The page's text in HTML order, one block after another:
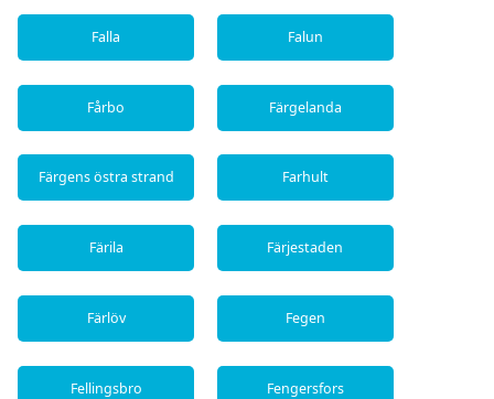
Falla Falun
Fårbo Färgelanda
Färgens östra strand Farhult
Färila Färjestaden
Färlöv Fegen
Fellingsbro Fengersfors